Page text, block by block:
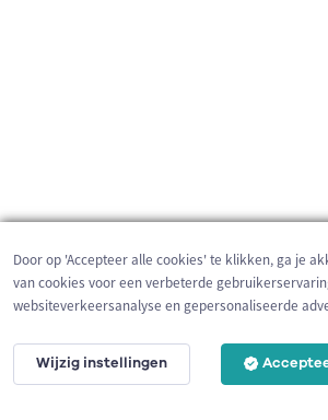
5 km
Door op 'Accepteer alle cookies' te klikken, ga je
van cookies voor een verbeterde
websiteverkeersanalyse en gepersonaliseerde
Wijzig instellingen